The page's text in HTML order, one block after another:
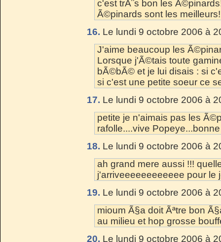
c'est trÃ¨s bon les
Ã©pinards sont les meilleurs!
16. Le lundi 9 octobre 2006 à
J'aime beaucoup les
Lorsque j'Ã©tais toute
bÃ©bÃ© et je lui disais : si
si c'est une petite soeur ce
17. Le lundi 9 octobre 2006 à
petite je n'aimais pas les
rafolle....vive
18. Le lundi 9 octobre 2006 à
ah grand mere aussi !!!
j'arriveeeeeeeeeeee pour le
19. Le lundi 9 octobre 2006 à
mioum Ã§a doit Ãªtre bon
au milieu et hop grosse
20. Le lundi 9 octobre 2006 à